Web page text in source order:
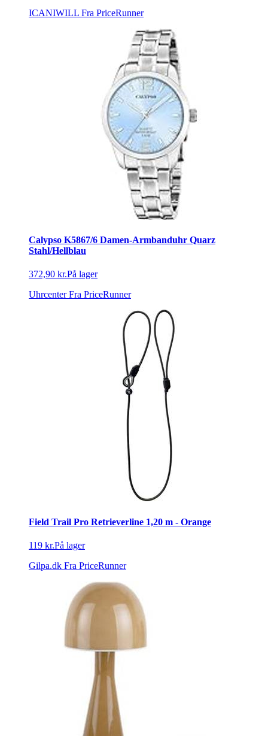
ICANIWILL Fra PriceRunner
Calypso K5867/6 Damen-Armbanduhr Quarz
Stahl/Hellblau
372,90 kr.På lager
Uhrcenter Fra PriceRunner
Field Trail Pro Retrieverline 1,20 m - Orange
119 kr.På lager
Gilpa.dk Fra PriceRunner